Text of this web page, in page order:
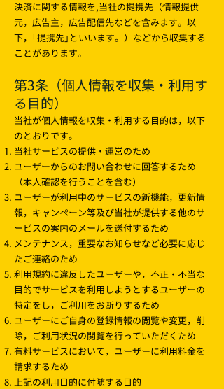
決済に関する情報を,当社の提携先（情報提供
元，広告主，広告配信先などを含みます。以
下，｢提携先｣といいます。）などから収集する
ことがあります。
第3条（個人情報を収集・利用す
る目的）
当社が個人情報を収集・利用する目的は，以下
のとおりです。
当社サービスの提供・運営のため
ユーザーからのお問い合わせに回答するため
（本人確認を行うことを含む）
ユーザーが利用中のサービスの新機能，更新情
報，キャンペーン等及び当社が提供する他のサ
ービスの案内のメールを送付するため
メンテナンス，重要なお知らせなど必要に応じ
たご連絡のため
利用規約に違反したユーザーや，不正・不当な
目的でサービスを利用しようとするユーザーの
特定をし，ご利用をお断りするため
ユーザーにご自身の登録情報の閲覧や変更，削
除，ご利用状況の閲覧を行っていただくため
有料サービスにおいて，ユーザーに利用料金を
請求するため
上記の利用目的に付随する目的